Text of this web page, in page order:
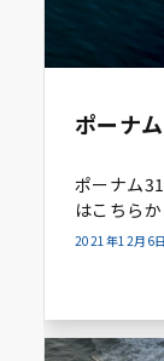
ポーナ
ポーナム
はこちら
2021年12月6日